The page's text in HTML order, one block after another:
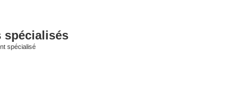
spécialisés
spécialisé